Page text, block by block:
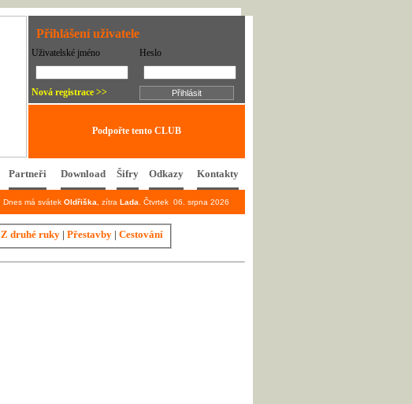
Přihlášení uživatele
Uživatelské jméno Heslo
Nová registrace >>
Podpořte tento CLUB
Partneři Download Šifry Odkazy Kontakty
Dnes má svátek Oldřiška , zítra Lada . Čtvrtek 06. srpna 2026
Z druhé ruky | Přestavby | Cestování